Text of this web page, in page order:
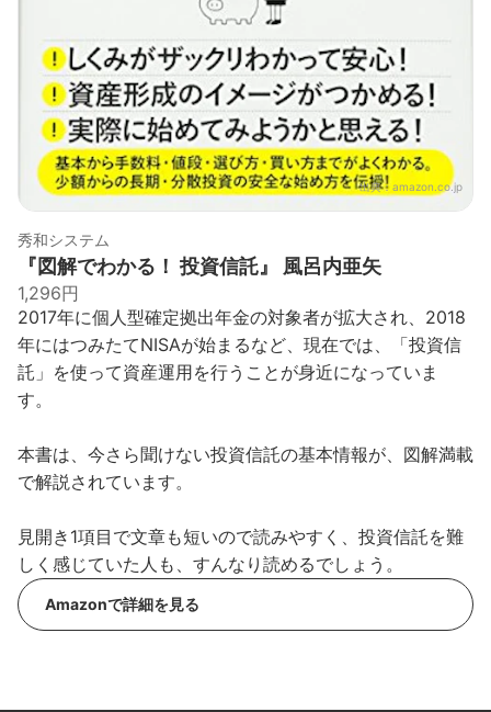
出典：amazon.co.jp
秀和システム
『図解でわかる！ 投資信託』 風呂内亜矢
1,296円
2017年に個人型確定拠出年金の対象者が拡大され、2018
年にはつみたてNISAが始まるなど、現在では、「投資信
託」を使って資産運用を行うことが身近になっていま
す。
本書は、今さら聞けない投資信託の基本情報が、図解満載
で解説されています。
見開き1項目で文章も短いので読みやすく、投資信託を難
しく感じていた人も、すんなり読めるでしょう。
Amazonで詳細を見る